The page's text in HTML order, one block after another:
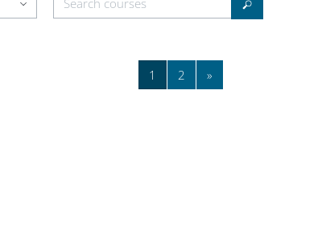
Search courses
1
Page 1
2 Page 2
»Next page